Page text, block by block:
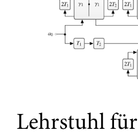
Lehrstuhl für